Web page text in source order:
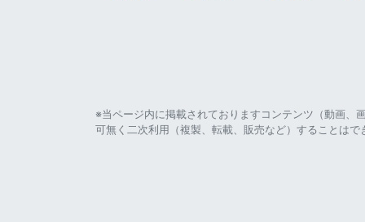
※当ページ内に掲載されておりますコンテンツ（動画、
可無く二次利用（複製、転載、販売など）することはで